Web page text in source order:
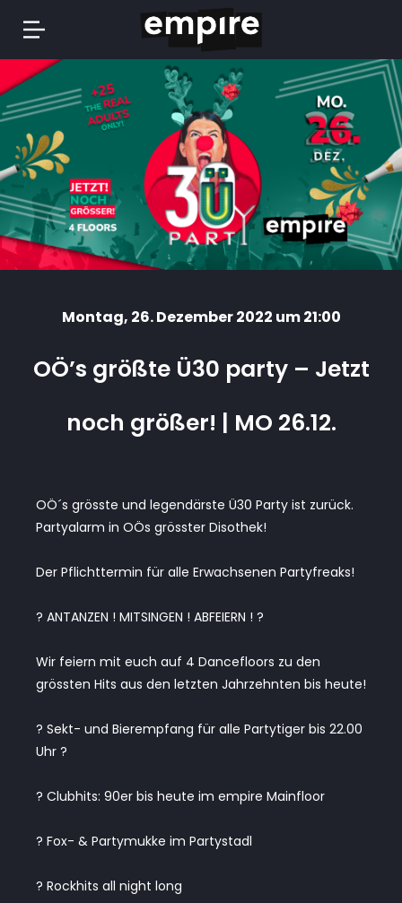
Springe
zum
Inhalt
Montag, 26. Dezember 2022 um 21:00
OÖ’s größte Ü30 party – Jetzt
noch größer! | MO 26.12.
OÖ´s grösste und legendärste Ü30 Party ist zurück.
Partyalarm in OÖs grösster Disothek!
Der Pflichttermin für alle Erwachsenen Partyfreaks!
? ANTANZEN ! MITSINGEN ! ABFEIERN ! ?
Wir feiern mit euch auf 4 Dancefloors zu den
grössten Hits aus den letzten Jahrzehnten bis heute!
? Sekt- und Bierempfang für alle Partytiger bis 22.00
Uhr ?
? Clubhits: 90er bis heute im empire Mainfloor
? Fox- & Partymukke im Partystadl
? Rockhits all night long